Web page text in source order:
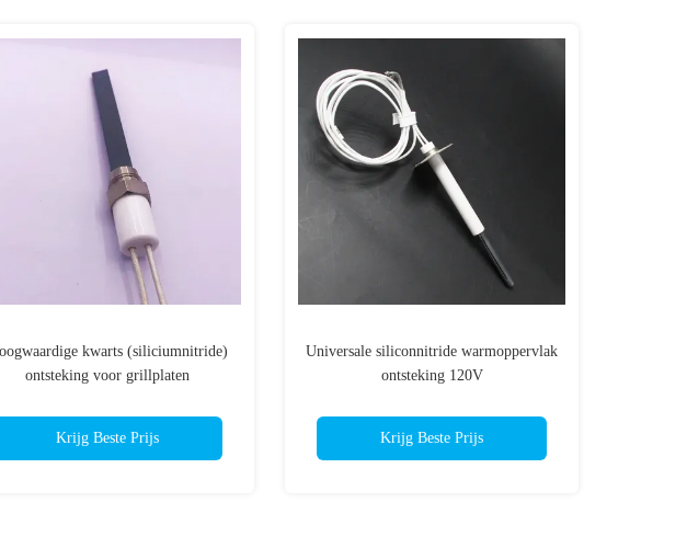
kwarts (siliciumnitride)
ontsteking voor grillplaten
Krijg Beste Prijs
Universale siliconnitride warmoppervlak
ontsteking 120V
Krijg Beste Prijs